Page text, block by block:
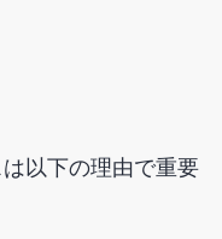
以下の理由で重要